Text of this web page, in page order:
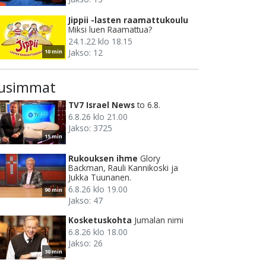
10 min
Jippii -lasten raamattukoulu
Miksi luen Raamattua?
24.1.22 klo 18.15
Jakso: 12
15 min
TV7 Israel News to 6.8.
6.8.26 klo 21.00
Jakso: 3725
90 min
Rukouksen ihme Glory
Backman, Rauli Kannikoski ja
Jukka Tuunanen.
6.8.26 klo 19.00
Jakso: 47
30 min
Kosketuskohta Jumalan nimi
6.8.26 klo 18.00
Jakso: 26